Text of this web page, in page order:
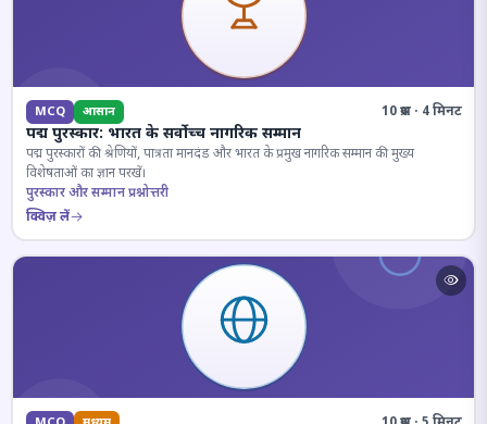
MCQ आसान 10 प्रश्न · 4 मिनट
पद्म पुरस्कार: भारत के सर्वोच्च नागरिक सम्मान
पद्म पुरस्कारों की श्रेणियों, पात्रता मानदंड और भारत के प्रमुख नागरिक सम्मान की मुख्य
विशेषताओं का ज्ञान परखें।
पुरस्कार और सम्मान प्रश्नोत्तरी
क्विज़ लें